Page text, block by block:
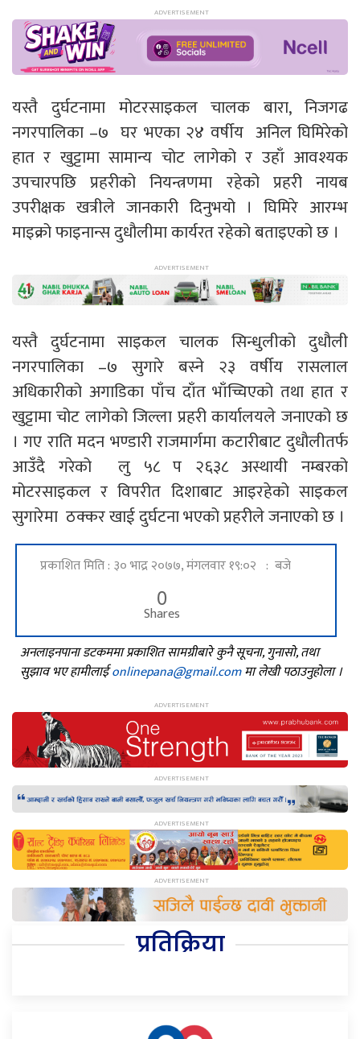
यस्तै दुर्घटनामा मोटरसाइकल चालक बारा, निजगढ
नगरपालिका –७ घर भएका २४ वर्षीय अनिल घिमिरेको
हात र खुट्टामा सामान्य चोट लागेको र उहाँ आवश्यक
उपचारपछि प्रहरीको नियन्त्रणमा रहेको प्रहरी नायब
उपरीक्षक खत्रीले जानकारी दिनुभयो । घिमिरे आरम्भ
माइक्रो फाइनान्स दुधौलीमा कार्यरत रहेको बताइएको छ ।
यस्तै दुर्घटनामा साइकल चालक सिन्धुलीको दुधौली
नगरपालिका –७ सुगारे बस्ने २३ वर्षीय रासलाल
अधिकारीको अगाडिका पाँच दाँत भाँच्चिएको तथा हात र
खुट्टामा चोट लागेको जिल्ला प्रहरी कार्यालयले जनाएको छ
। गए राति मदन भण्डारी राजमार्गमा कटारीबाट दुधौलीतर्फ
आउँदै गरेको लु ५८ प २६३८ अस्थायी नम्बरको
मोटरसाइकल र विपरीत दिशाबाट आइरहेको साइकल
सुगारेमा ठक्कर खाई दुर्घटना भएको प्रहरीले जनाएको छ ।
प्रकाशित मिति : ३० भाद्र २०७७, मंगलवार १९:०२ : बजे
0
Shares
अनलाइनपाना डटकममा प्रकाशित सामग्रीबारे कुनै सूचना, गुनासो, तथा
सुझाव भए हामीलाईonlinepana@gmail.comमा लेखी पठाउनुहोला ।
प्रतिक्रिया